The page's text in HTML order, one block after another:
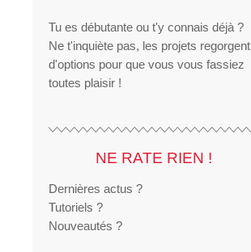
Tu es débutante ou t'y connais déjà ?
Ne t'inquiète pas, les projets regorgent
d'options pour que vous vous fassiez
toutes plaisir !
NE RATE RIEN !
Dernières actus ?
Tutoriels ?
Nouveautés ?